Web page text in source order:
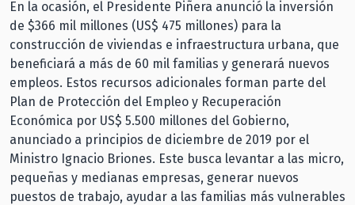
En la ocasión, el Presidente Piñera anunció la inversión
de $366 mil millones (US$ 475 millones) para la
construcción de viviendas e infraestructura urbana, que
beneficiará a más de 60 mil familias y generará nuevos
empleos. Estos recursos adicionales forman parte del
Plan de Protección del Empleo y Recuperación
Económica por US$ 5.500 millones del Gobierno,
anunciado a principios de diciembre de 2019 por el
Ministro Ignacio Briones. Este busca levantar a las micro,
pequeñas y medianas empresas, generar nuevos
puestos de trabajo, ayudar a las familias más vulnerables